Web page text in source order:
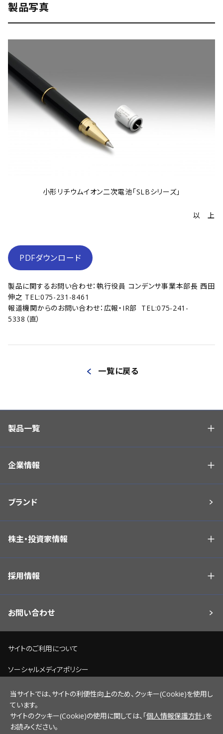
製品写真
小形リチウムイオン二次電池「SLBシリーズ」
以 上
PDFダウンロード
製品に関するお問い合わせ：執行役員 コンデンサ事業本部長 西田
伸之 TEL:075-231-8461
報道機関からのお問い合わせ：広報・IR部 TEL:075-241-
5338（直）
一覧に戻る
製品一覧
企業情報
ブランド
株主・投資家情報
採用情報
お問い合わせ
サイトのご利用について
ソーシャルメディアポリシー
個人情報保護方針
脆弱性情報開示ポリシー
当サイトでは、サイトの利便性向上のため、クッキー(Cookie)を使用し
ています。
サイトのクッキー(Cookie)の使用に関しては、「個人情報保護方針 」を
お読みください。